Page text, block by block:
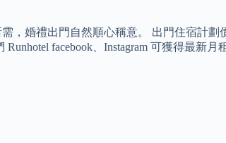
，婚禮出門自然順心稱意。 出門住宿計劃
facebook、Instagram 可獲得最新月